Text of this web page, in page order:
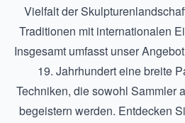
Vielfalt der
Traditionen mit internationalen
Insgesamt umfasst unser
19. Jahrhundert eine breite
Techniken, die sowohl Sammler
begeistern werden. Entdecken